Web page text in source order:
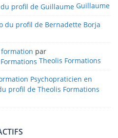
Guillaume
formation par
Theolis Formations
Psychopraticien en